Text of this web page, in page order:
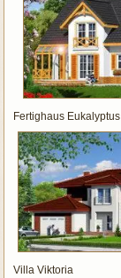
Fertighaus Eukalyptus
Villa Viktoria